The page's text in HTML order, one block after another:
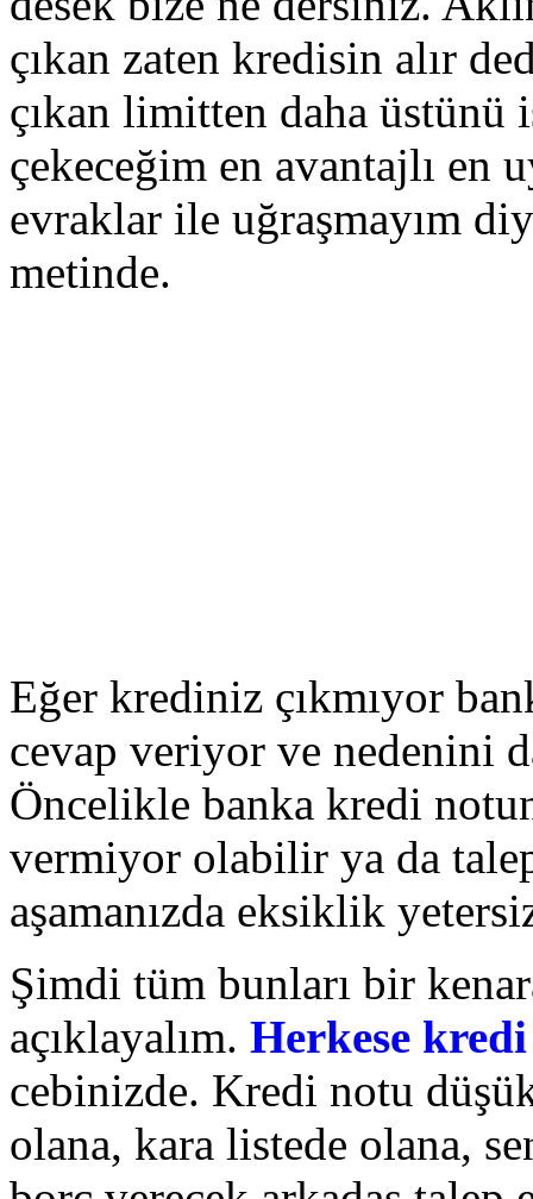
çıkan zaten kredisin alır
çıkan limitten daha üstünü
çekeceğim en avantajlı en
evraklar ile uğraşmayım
metinde.
Eğer krediniz çıkmıyor
cevap veriyor ve nedenini
Öncelikle banka kredi
vermiyor olabilir ya da
aşamanızda eksiklik
Şimdi tüm bunları bir
açıklayalım. Herkese kredi
cebinizde. Kredi notu
olana, kara listede olana,